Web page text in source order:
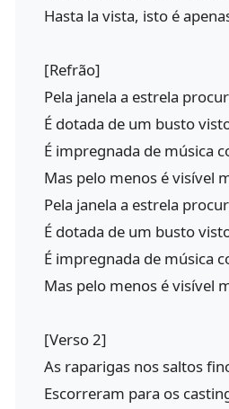
Hasta la vista, isto é
[Refrão]
Pela janela a estrela
É dotada de um busto
É impregnada de música
Mas pelo menos é visível
Pela janela a estrela
É dotada de um busto
É impregnada de música
Mas pelo menos é visível
[Verso 2]
As raparigas nos saltos
Escorreram para os